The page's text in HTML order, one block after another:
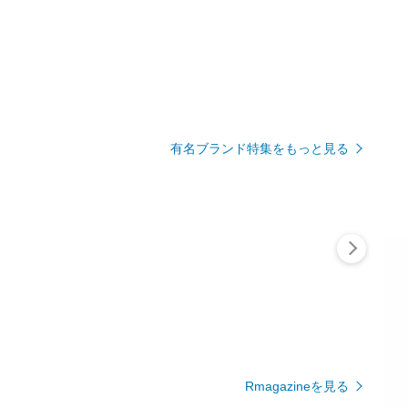
有名ブランド特集をもっと見る
Rmagazineを見る